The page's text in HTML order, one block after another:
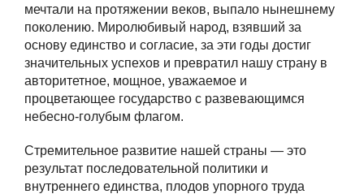
мечтали на протяжении веков, выпало нынешнему
поколению. Миролюбивый народ, взявший за
основу единство и согласие, за эти годы достиг
значительных успехов и превратил нашу страну в
авторитетное, мощное, уважаемое и
процветающее государство с развевающимся
небесно-голубым флагом.
Стремительное развитие нашей страны — это
результат последовательной политики и
внутреннего единства, плодов упорного труда